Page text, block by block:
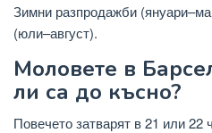
Зимни разпродажби
(юли–август).
Моловете в
ли са до късно?
Повечето затварят в 21 или 22